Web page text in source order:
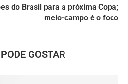
do Brasil para a próxima Copa;
meio-campo é o foco
GOSTAR